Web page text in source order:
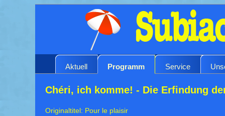
Aktuell Programm Service
Chéri, ich komme! - Die Erfindung
Originaltitel: Pour le plaisir